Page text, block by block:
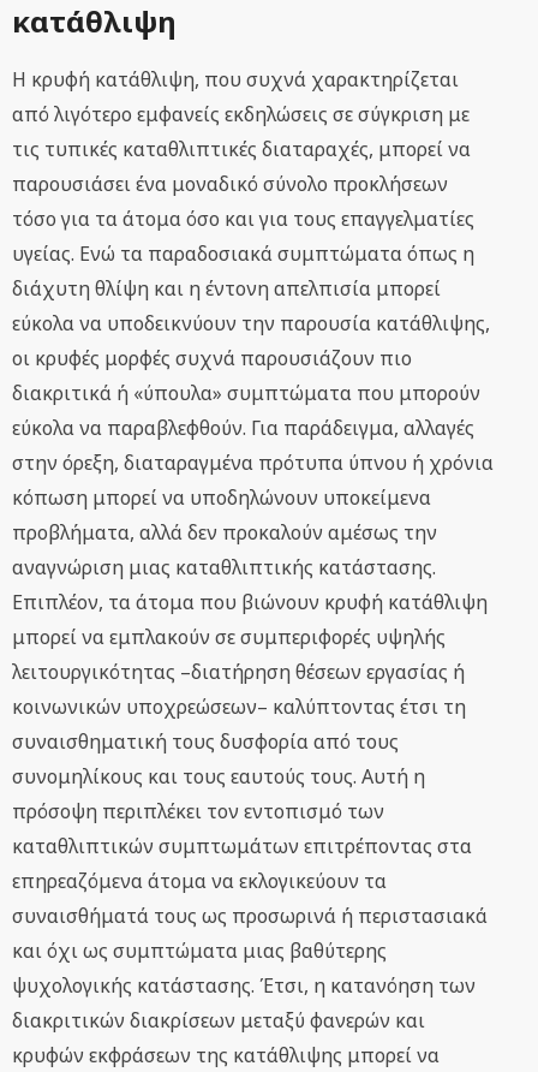
κατάθλιψη
Η κρυφή κατάθλιψη, που συχνά χαρακτηρίζεται
από λιγότερο εμφανείς εκδηλώσεις σε σύγκριση με
τις τυπικές καταθλιπτικές διαταραχές, μπορεί να
παρουσιάσει ένα μοναδικό σύνολο προκλήσεων
τόσο για τα άτομα όσο και για τους επαγγελματίες
υγείας. Ενώ τα παραδοσιακά συμπτώματα όπως η
διάχυτη θλίψη και η έντονη απελπισία μπορεί
εύκολα να υποδεικνύουν την παρουσία κατάθλιψης,
οι κρυφές μορφές συχνά παρουσιάζουν πιο
διακριτικά ή «ύπουλα» συμπτώματα που μπορούν
εύκολα να παραβλεφθούν. Για παράδειγμα, αλλαγές
στην όρεξη, διαταραγμένα πρότυπα ύπνου ή χρόνια
κόπωση μπορεί να υποδηλώνουν υποκείμενα
προβλήματα, αλλά δεν προκαλούν αμέσως την
αναγνώριση μιας καταθλιπτικής κατάστασης.
Επιπλέον, τα άτομα που βιώνουν κρυφή κατάθλιψη
μπορεί να εμπλακούν σε συμπεριφορές υψηλής
λειτουργικότητας –διατήρηση θέσεων εργασίας ή
κοινωνικών υποχρεώσεων– καλύπτοντας έτσι τη
συναισθηματική τους δυσφορία από τους
συνομηλίκους και τους εαυτούς τους. Αυτή η
πρόσοψη περιπλέκει τον εντοπισμό των
καταθλιπτικών συμπτωμάτων επιτρέποντας στα
επηρεαζόμενα άτομα να εκλογικεύουν τα
συναισθήματά τους ως προσωρινά ή περιστασιακά
και όχι ως συμπτώματα μιας βαθύτερης
ψυχολογικής κατάστασης. Έτσι, η κατανόηση των
διακριτικών διακρίσεων μεταξύ φανερών και
κρυφών εκφράσεων της κατάθλιψης μπορεί να